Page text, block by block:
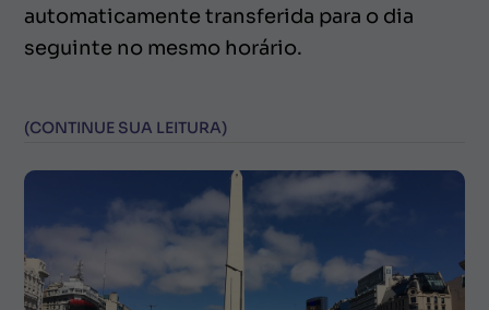
automaticamente transferida para o dia
seguinte no mesmo horário.
(CONTINUE SUA LEITURA)